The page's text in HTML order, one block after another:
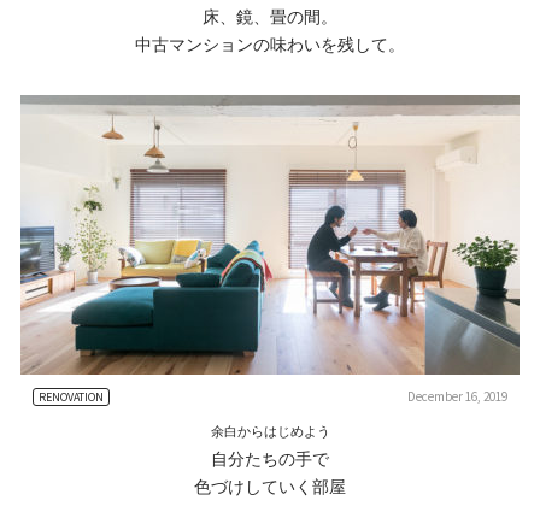
床、鏡、畳の間。
中古マンションの味わいを残して。
RENOVATION December 16, 2019
余白からはじめよう
自分たちの手で
色づけしていく部屋